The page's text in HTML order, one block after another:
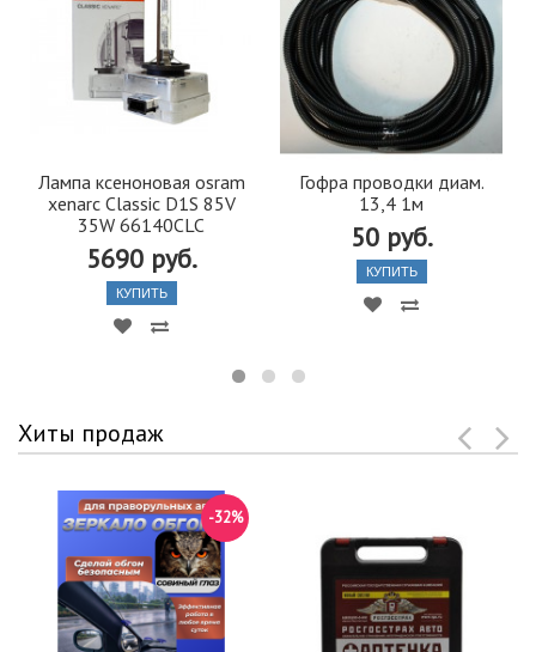
Лампа ксеноновая osram
xenarc Classic D1S 85V
35W 66140CLC
5690 руб.
КУПИТЬ
Гофра проводки диам.
13,4 1м
50 руб.
КУПИТЬ
Хиты продаж
-32%